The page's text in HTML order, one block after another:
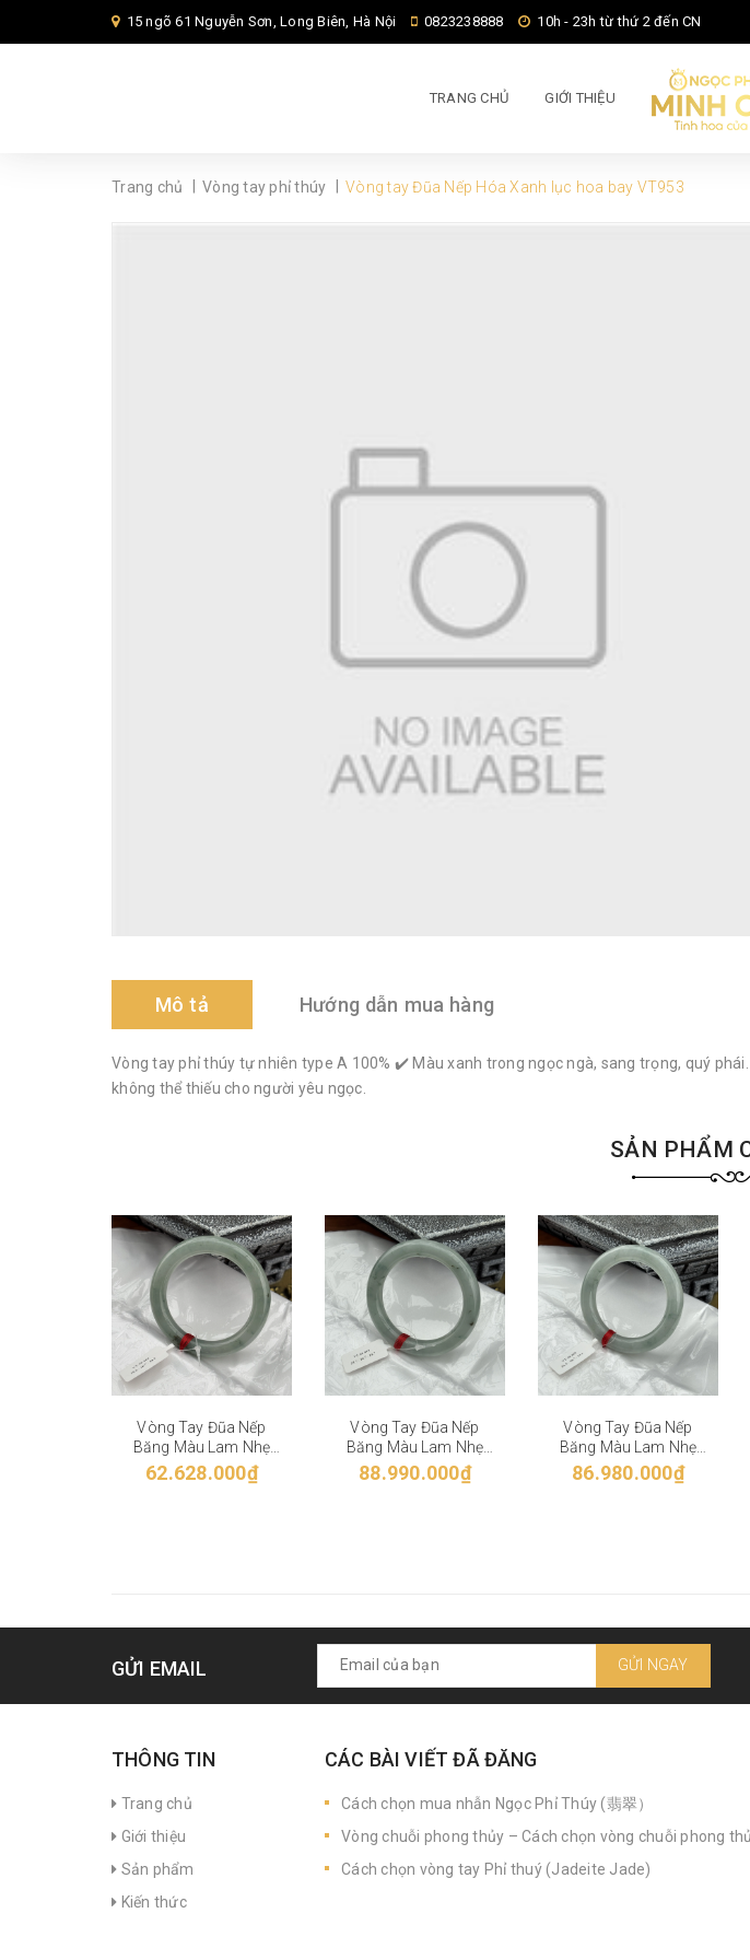
15 ngõ 61 Nguyễn Sơn, Long Biên, Hà Nội 0823238888 10h - 23h từ thứ 2 đến CN
TRANG CHỦ GIỚI THIỆU
Trang chủ Vòng tay phỉ thúy Vòng tay Đũa Nếp Hóa Xanh lục hoa bay VT953
Mô tả Hướng dẫn mua hàng
Vòng tay phỉ thúy tự nhiên type A 100% ✔️ Màu xanh trong ngọc ngà, sang trọng, quý
không thể thiếu cho người yêu ngọc.
SẢN PHẨM
Vòng Tay Đũa Nếp
Băng Màu Lam Nhẹ
VT-28-004
62.628.000₫
Vòng Tay Đũa Nếp
Băng Màu Lam Nhẹ
VT-28-003
88.990.000₫
Vòng Tay Đũa Nếp
Băng Màu Lam Nhẹ
VT-28-002
86.980.000₫
GỬI EMAIL GỬI NGAY
THÔNG TIN
Trang chủ
Giới thiệu
Sản phẩm
Kiến thức
CÁC BÀI VIẾT ĐÃ ĐĂNG
Cách chọn mua nhẫn Ngọc Phỉ Thúy (翡翠）
Vòng chuỗi phong thủy – Cách chọn vòng chuỗi phong
Cách chọn vòng tay Phỉ thuý (Jadeite Jade)